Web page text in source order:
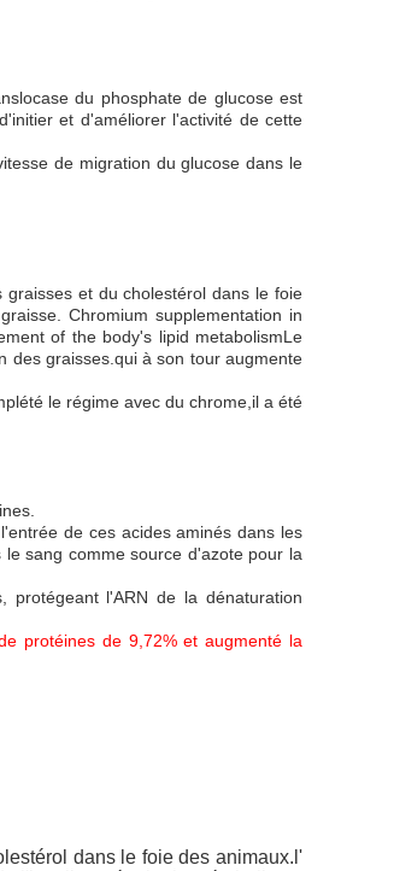
du phosphate de glucose est
et d'améliorer l'activité de cette
de migration du glucose dans le
et du cholestérol dans le foie
Chromium supplementation in
of the body's lipid metabolismLe
des graisses.qui à son tour augmente
le régime avec du chrome,il a été
de ces acides aminés dans les
sang comme source d'azote pour la
protégeant l'ARN de la dénaturation
protéines de 9,72% et augmenté la
dans le foie des animaux.l'